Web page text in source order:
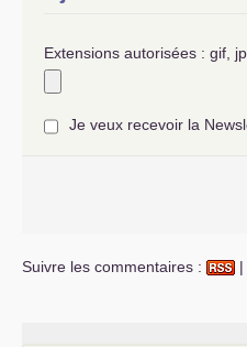
Extensions autorisées : gif,
Je veux recevoir la
Suivre les commentaires : |